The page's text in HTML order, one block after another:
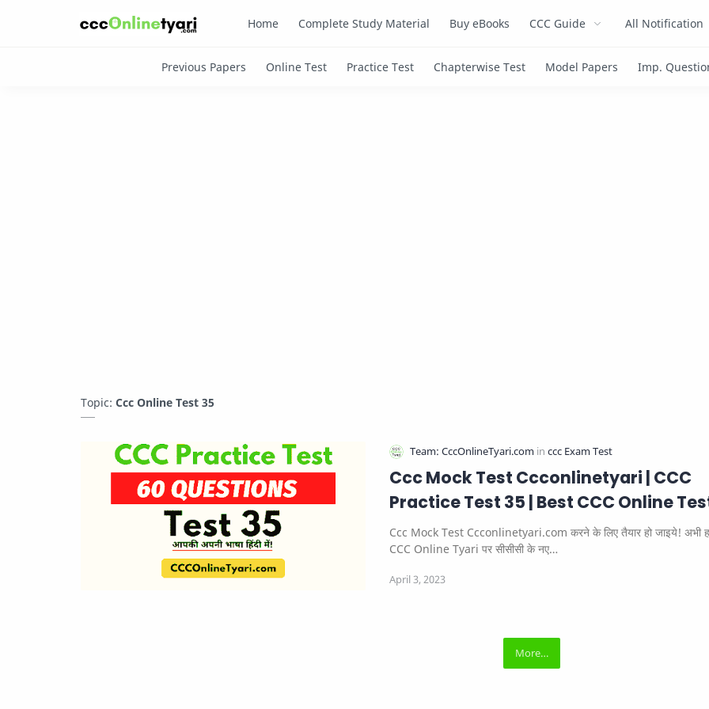
Home Complete Study Material Buy eBooks CCC Guide All Notification
Topic: Ccc Online Test 35
Ccc Mock Test Ccconlinetyari | CCC
Practice Test 35 | Best CCC Online
Ccc Mock Test Ccconlinetyari.com करने के लिए तैयार हो जाइये! अभी
CCC Online Tyari पर सीसीसी के नए…